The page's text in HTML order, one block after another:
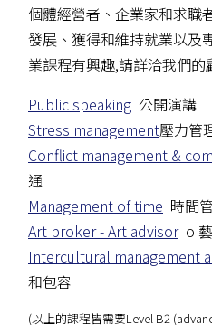
個體經營者、企業家和求職
發展、獲得和維持就業以及
業課程有興趣,請詳洽我們的
Public speaking 公開演講
Stress management壓力管
Conflict management &
通
Management of time 時間
Art broker - Art advisoro 藝
Intercultural management
和包容
(以上的課程皆需要Level B2